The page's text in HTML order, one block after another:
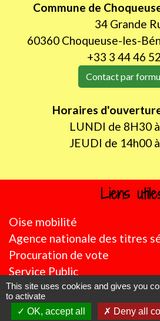
Commune de
34 Grande
60360 Choqueuse-les-
+33 3 44 46
Contact par
Horaires
LUNDI de 8H30
JEUDI de 14h00
Liens
Oise mobilité
Agence nationale des titres
Procuration de vote
Service Public
Partenaires
This site uses cookies and gives you
to activate
OK, accept all
Deny all